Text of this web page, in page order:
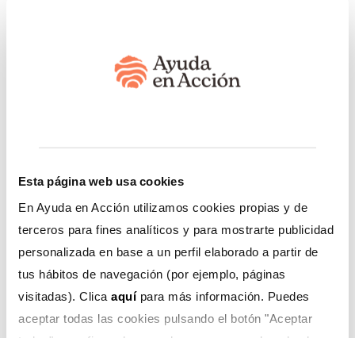
Esta página web usa cookies
En Ayuda en Acción utilizamos cookies propias y de
terceros para fines analíticos y para mostrarte publicidad
personalizada en base a un perfil elaborado a partir de
tus hábitos de navegación (por ejemplo, páginas
visitadas). Clica aquí para más información. Puedes
aceptar todas las cookies pulsando el botón "Aceptar
Nuestro trabajo
Gestión social del agua
Esto te interesa